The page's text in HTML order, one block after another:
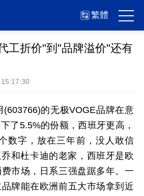
繁體
工折价"到"品牌溢价"还有
的无极VOGE品牌在意
了5.5%的份额，西班牙更高，
数字，放在三年前，没人敢信
和杜卡迪的老家，西班牙是欧
市场，日系三强盘踞多年。一
牌能在欧洲前五大市场拿到近